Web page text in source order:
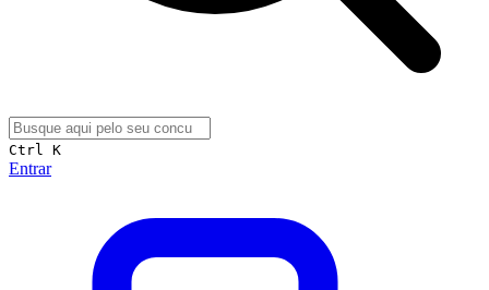
Ctrl K
Entrar